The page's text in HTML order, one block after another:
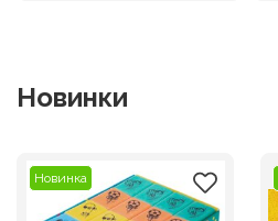
Новинки
Новинка